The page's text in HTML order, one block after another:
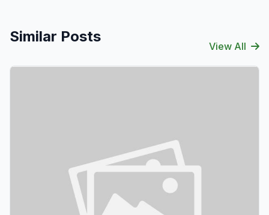
Similar Posts
View All